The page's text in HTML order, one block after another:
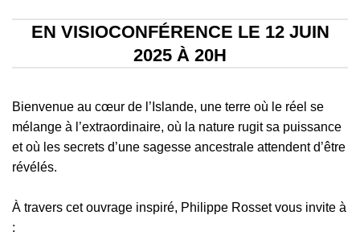
EN VISIOCONFÉRENCE LE 12 JUIN
2025 À 20H
Bienvenue au cœur de l’Islande, une terre où le réel se
mélange à l’extraordinaire, où la nature rugit sa puissance
et où les secrets d’une sagesse ancestrale attendent d’être
révélés.
À travers cet ouvrage inspiré, Philippe Rosset vous invite à
: